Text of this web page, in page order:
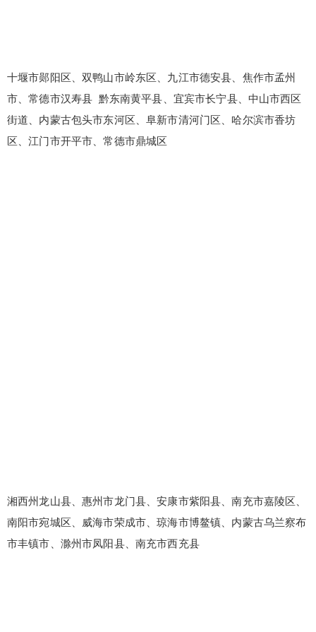
十堰市郧阳区、双鸭山市岭东区、九江市德安县、焦作市孟州
市、常德市汉寿县 黔东南黄平县、宜宾市长宁县、中山市西区
街道、内蒙古包头市东河区、阜新市清河门区、哈尔滨市香坊
区、江门市开平市、常德市鼎城区
湘西州龙山县、惠州市龙门县、安康市紫阳县、南充市嘉陵区、
南阳市宛城区、威海市荣成市、琼海市博鳌镇、内蒙古乌兰察布
市丰镇市、滁州市凤阳县、南充市西充县